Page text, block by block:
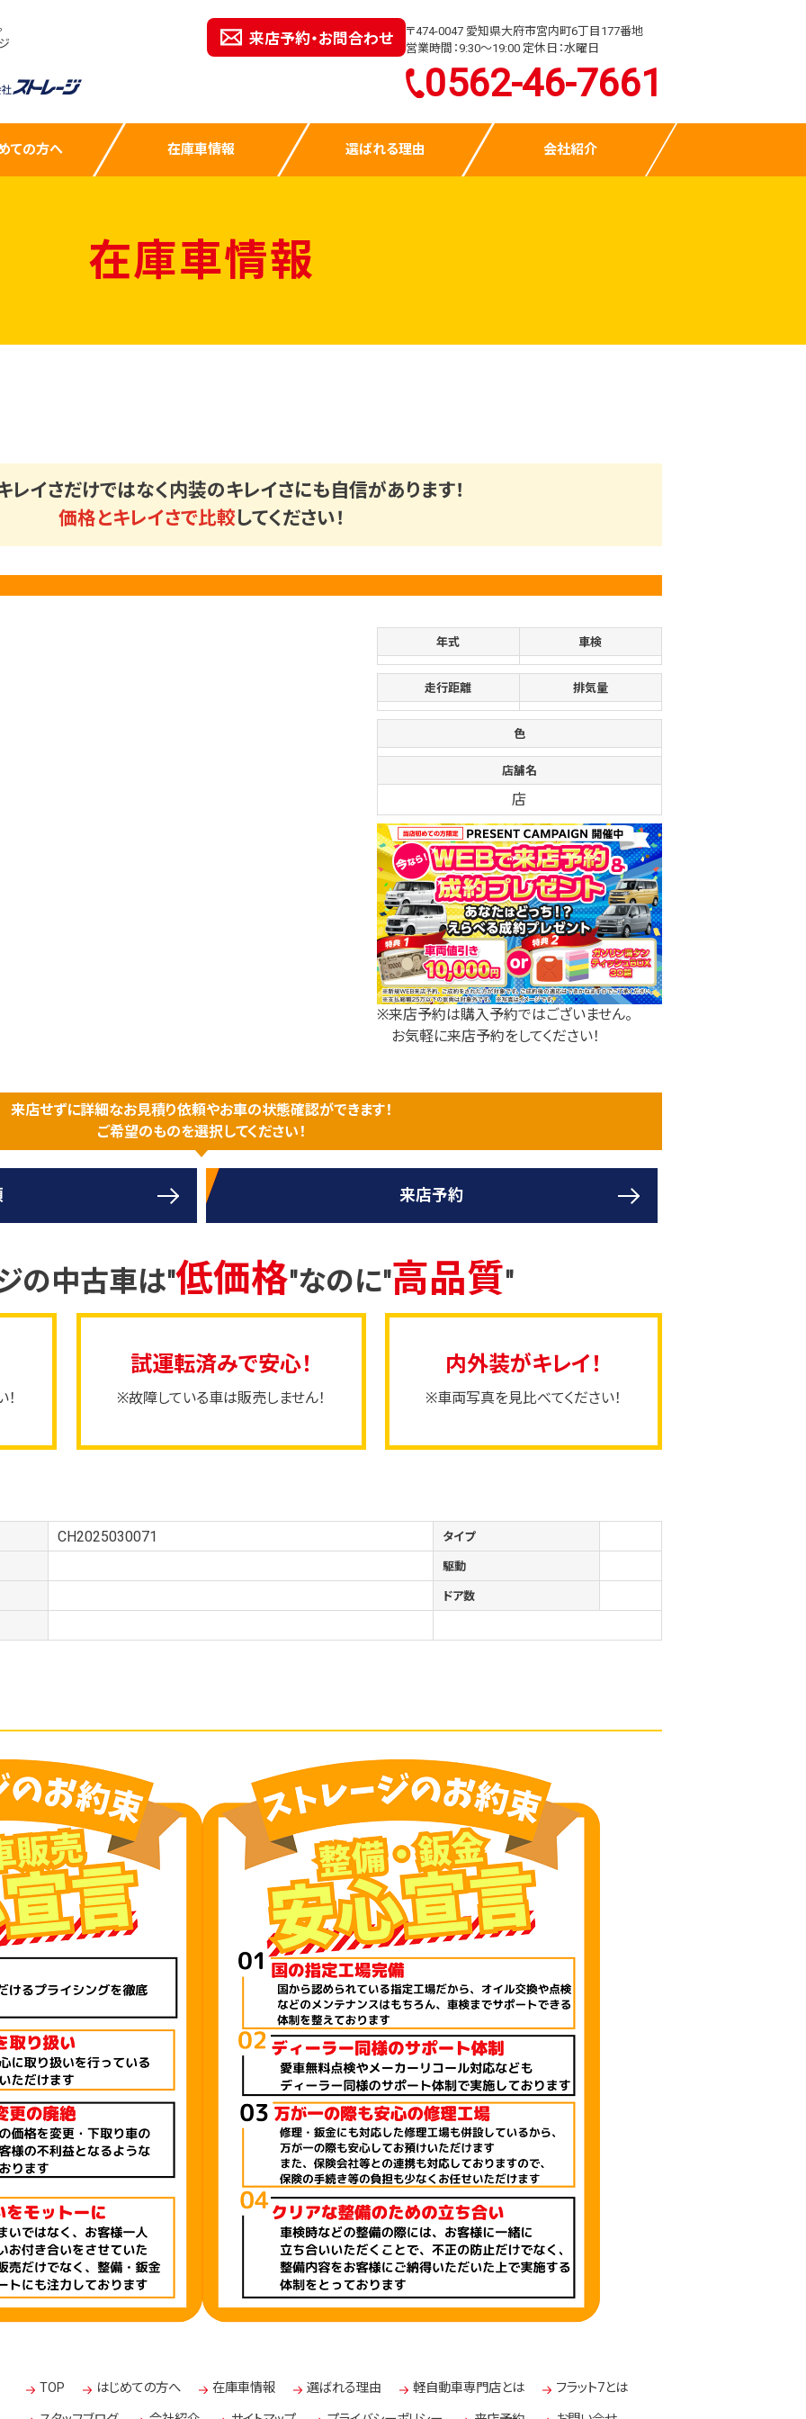
来店予約・お問合わせ
〒474-0047 愛知県大府市宮内町6丁目177番地
営業時間：9:30～19:00 定休日：水曜日
0562-46-7661
ての方へ 在庫車情報 選ばれる理由 会社紹介
在庫車情報
レイさだけではなく内装のキレイさにも自信があります！
価格とキレイさで比較してください！
年式 車検
走行距離 排気量
色
店舗名
店
※来店予約は購入予約ではございません。
お気軽に来店予約をしてください！
来店せずに詳細なお見積り依頼やお車の状態確認ができます！
ご希望のものを選択してください！
来店予約
の中古車は"低価格"なのに"高品質"
試運転済みで安心！
※故障している車は販売しません！
内外装がキレイ！
※車両写真を見比べてください！
CH2025030071 タイプ
駆動
ドア数
TOP はじめての方へ 在庫車情報 選ばれる理由 軽自動車専門店とは フラット7とは